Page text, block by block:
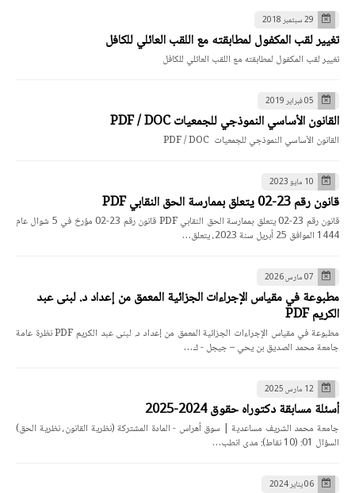
29 سبتمبر 2018
تغيير لقب المكفول لمطابقته مع اللقب العائلي للكافل
تغيير لقب المكفول لمطابقته مع اللقب العائلي للكافل
05 فبراير 2019
القانون الأساسي النموذجي للجمعيات PDF / DOC
القانون الأساسي النموذجي للجمعيات PDF / DOC
10 مايو 2023
قانون رقم 23-02 يتعلق بممارسة الحق النقابي PDF
قانون رقم 23-02 يتعلق بممارسة الحق النقابي PDF قانون رقم 23-02 مؤرخ في 5 شوال عام
1444 الموافق 25 أبريل سنة 2023، يتعلق…
07 مارس 2026
مطبوعة في مقياس الإجراءات الجزائية المعمق من إعداد د. لبنى عبد
الكريم PDF
مطبوعة في مقياس الإجراءات الجزائية المعمق من إعداد د. لبنى عبد الكريم PDF نظرة عامة
جامعة محمد الصديق بن يحي – جيجل - ك…
12 مارس 2025
أسئلة مسابقة دكتوراه حقوق 2024-2025
جامعة محمد الشريف مساعدية | سوق أهراس - المادة المشتركة (نظرية القانون، نظرية الحق)
السؤال 01: (10 نقاط): مدى انطب…
06 يناير 2024